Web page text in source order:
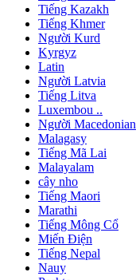
Tiếng Kazakh
Tiếng Khmer
Người Kurd
Kyrgyz
Latin
Người Latvia
Tiếng Litva
Luxembou ..
Người Macedonian
Malagasy
Tiếng Mã Lai
Malayalam
cây nho
Tiếng Maori
Marathi
Tiếng Mông Cổ
Miến Điện
Tiếng Nepal
Nauy